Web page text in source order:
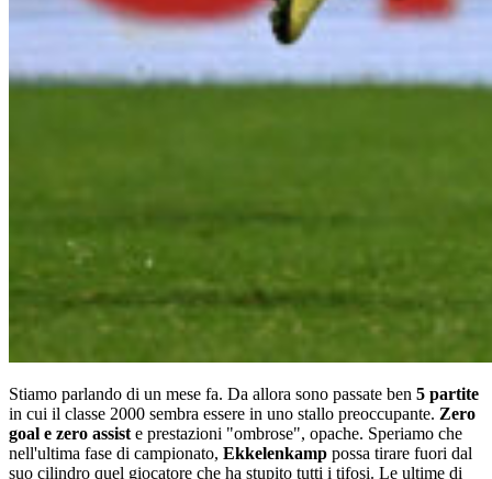
Stiamo parlando di un mese fa. Da allora sono passate ben 5 partite
in cui il classe 2000 sembra essere in uno stallo preoccupante. Zero
goal e zero assist e prestazioni "ombrose", opache. Speriamo che
nell'ultima fase di campionato, Ekkelenkamp possa tirare fuori dal
suo cilindro quel giocatore che ha stupito tutti i tifosi. Le ultime di